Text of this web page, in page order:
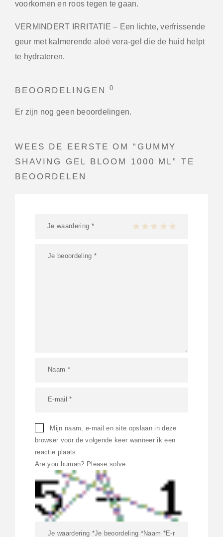
voorkomen en roos tegen te gaan.
VERMINDERT IRRITATIE – Een lichte, verfrissende
geur met kalmerende aloë vera-gel die de huid helpt
te hydrateren.
BEOORDELINGEN0
Er zijn nog geen beoordelingen.
WEES DE EERSTE OM “GUMMY
SHAVING GEL BLOOM 1000 ML” TE
BEOORDELEN
Je waardering * 1 van de 5 sterren
2 van de 5 sterren
3 van de 5 sterren
4 van de 5 sterren
Mijn naam, e-mail en site opslaan in deze
browser voor de volgende keer wanneer ik een
reactie plaats.
Are you human? Please solve: